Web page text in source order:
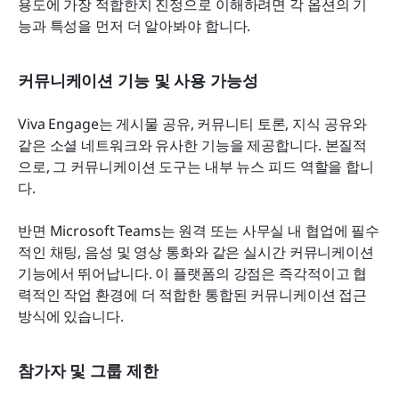
용도에 가장 적합한지 진정으로 이해하려면 각 옵션의 기
능과 특성을 먼저 더 알아봐야 합니다.
커뮤니케이션 기능 및 사용 가능성
Viva Engage는 게시물 공유, 커뮤니티 토론, 지식 공유와
같은 소셜 네트워크와 유사한 기능을 제공합니다. 본질적
으로, 그 커뮤니케이션 도구는 내부 뉴스 피드 역할을 합니
다.
반면 Microsoft Teams는 원격 또는 사무실 내 협업에 필수
적인 채팅, 음성 및 영상 통화와 같은 실시간 커뮤니케이션
기능에서 뛰어납니다. 이 플랫폼의 강점은 즉각적이고 협
력적인 작업 환경에 더 적합한 통합된 커뮤니케이션 접근
방식에 있습니다.
참가자 및 그룹 제한